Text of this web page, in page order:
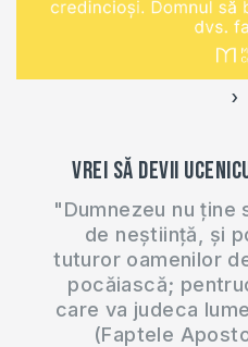
‹
Vrei să devii
"Dumnezeu nu ține
de neștiință, și
tuturor oamenilor
pocăiască;
care va judeca
(Faptele